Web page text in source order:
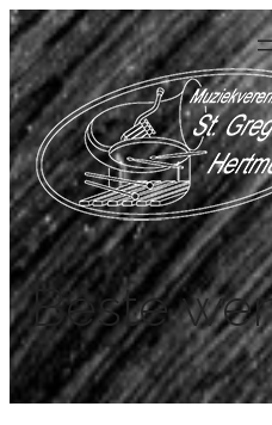
Beste